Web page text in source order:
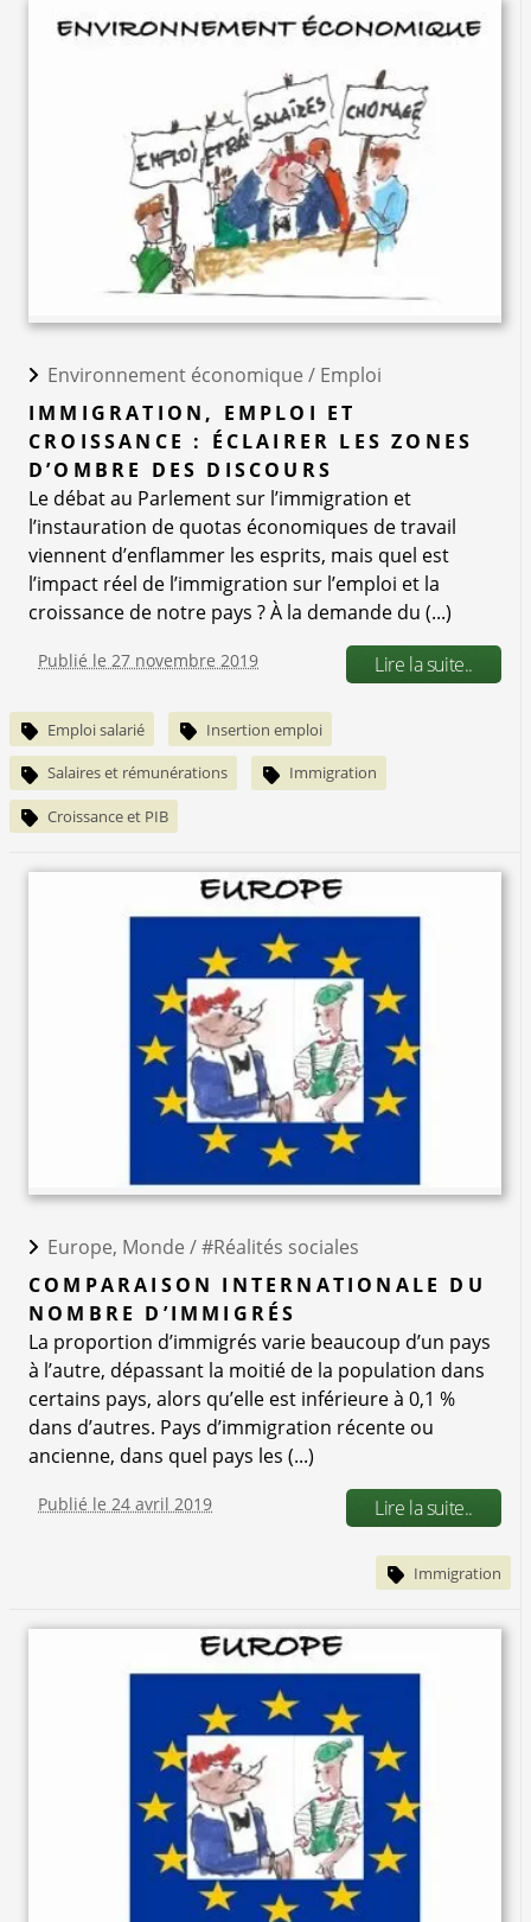
Environnement économique / Emploi
IMMIGRATION, EMPLOI ET
CROISSANCE : ÉCLAIRER LES ZONES
D’OMBRE DES DISCOURS
Le débat au Parlement sur l’immigration et
l’instauration de quotas économiques de travail
viennent d’enflammer les esprits, mais quel est
l’impact réel de l’immigration sur l’emploi et la
croissance de notre pays ? À la demande du (...)
Publié le 27 novembre 2019 Lire la suite..
Emploi salarié Insertion emploi
Salaires et rémunérations Immigration
Croissance et PIB
Europe, Monde /#Réalités sociales
COMPARAISON INTERNATIONALE DU
NOMBRE D’IMMIGRÉS
La proportion d’immigrés varie beaucoup d’un pays
à l’autre, dépassant la moitié de la population dans
certains pays, alors qu’elle est inférieure à 0,1 %
dans d’autres. Pays d’immigration récente ou
ancienne, dans quel pays les (...)
Publié le 24 avril 2019 Lire la suite..
Immigration